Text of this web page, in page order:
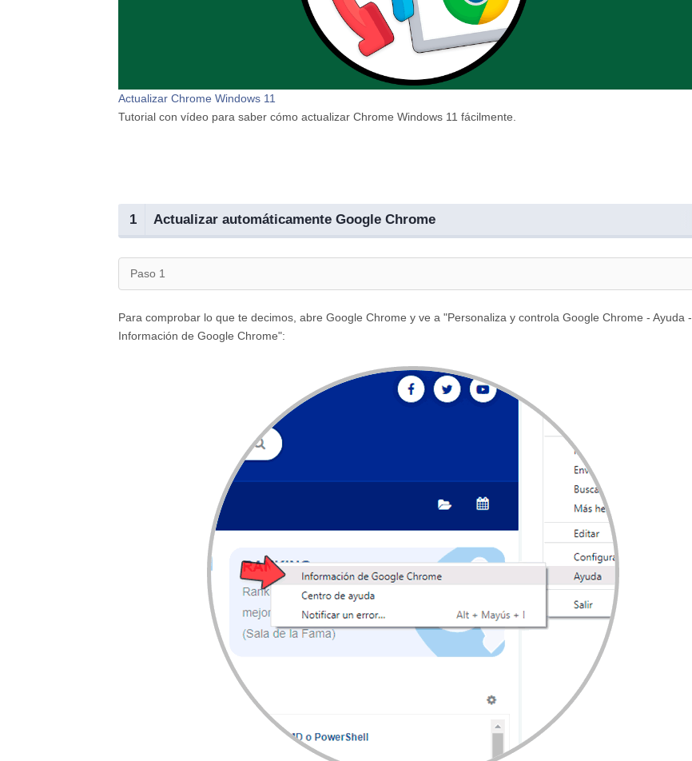
Actualizar Chrome Windows 11
Tutorial con vídeo para saber cómo actualizar Chrome Windows 11 fácilmente.
1 Actualizar automáticamente Google Chrome
Paso 1
Para comprobar lo que te decimos, abre Google Chrome y ve a "Personaliza y controla Google Chrome - Ayuda -
Información de Google Chrome":